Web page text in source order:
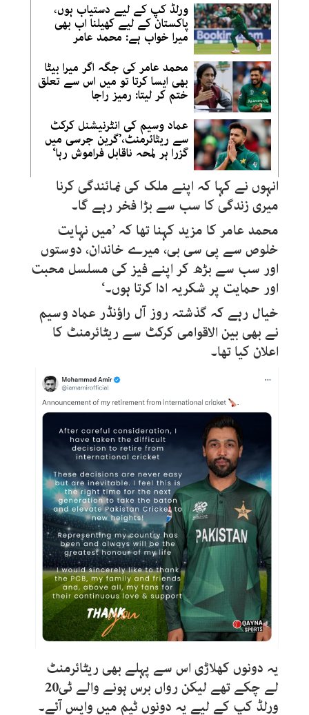
ورلڈ کپ کے لیے دستیاب ہوں،
پاکستان کے لیے کھیلنا اب بھی
میرا خواب ہے: محمد عامر
محمد عامر کی جگہ اگر میرا بیٹا
بھی ایسا کرتا تو میں اس سے تعلق
ختم کر لیتا: رمیز راجا
عماد وسیم کی انٹرنیشنل کرکٹ
سے ریٹائرمنٹ،’گرین جرسی میں
گزرا ہر لمحہ ناقابل فراموش رہا‘
انہوں نے کہا کہ اپنے ملک کی نمائندگی کرنا
میری زندگی کا سب سے بڑا فخر رہے گا۔
محمد عامر کا مزید کہنا تھا کہ ’میں نہایت
خلوص سے پی سی بی، میرے خاندان، دوستوں
اور سب سے بڑھ کر اپنے فیز کی مسلسل محبت
اور حمایت پر شکریہ ادا کرتا ہوں۔‘
خیال رہے کہ گذشتہ روز آل راؤنڈر عماد وسیم
نے بھی بین الاقوامی کرکٹ سے ریٹائرمنٹ کا
اعلان کیا تھا۔
یہ دونوں کھلاڑی اس سے پہلے بھی ریٹائرمنٹ
لے چکے تھے لیکن رواں برس ہونے والے ٹی20
ورلڈ کپ کے لیے یہ دونوں ٹیم میں واپس آئے۔